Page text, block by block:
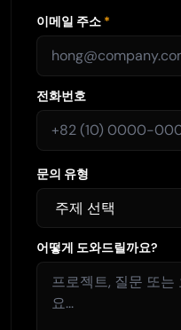
이메일 주소 *
전화번호
문의 유형
어떻게 도와드릴까요?